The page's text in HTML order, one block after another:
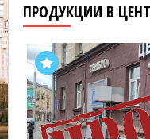
ПРОДУКЦИИ В